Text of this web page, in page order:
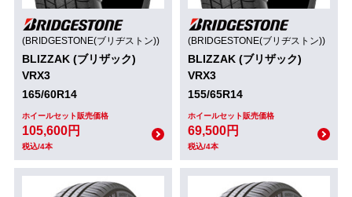
(BRIDGESTONE(ブリヂストン))
BLIZZAK (ブリザック)
VRX3
165/60R14
ホイールセット販売価格
105,600円
税込/4本
(BRIDGESTONE(ブリヂストン))
BLIZZAK (ブリザック)
VRX3
155/65R14
ホイールセット販売価格
69,500円
税込/4本